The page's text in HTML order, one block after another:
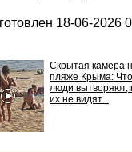
18-06-2026
Скрытая камера
пляже Крыма: Что
люди вытворяют,
их не видят...